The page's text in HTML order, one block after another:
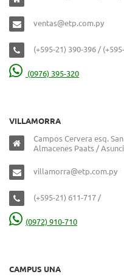
ventas@etp.com.py
(+595-21) 390-396 /
(0976) 395-320
VILLAMORRA
Campos Cervera esq.
Almacenes Paats /
villamorra@etp.com.py
(+595-21) 611-717 /
(0972) 910-710
CAMPUS UNA